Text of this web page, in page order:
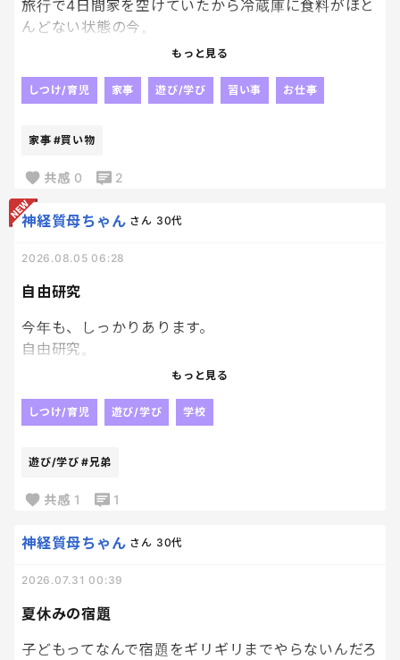
旅行で4日間家を空けていたから冷蔵庫に食料がほと
んどない状態の今。
夕食に何を作ろうか迷走状態です。笑
卵と白米はあるから、ここはオムライスが無難かし
って思うけど、昼間は暑すぎて車に乗りたくないし夕
方行こうと思うと面倒が勝つし、、笑
もっと見る
しつけ/育児 家事 遊び/学び 習い事 お仕事
家事 #買い物
共感 0 2
自由研究
神経質母ちゃん さん 30代
2026.08.05 06:28
今年も、しっかりあります。
自由研究。
去年は、兄弟揃ってアリの巣がどのように作られる
い🥹🥹
もっと見る
しつけ/育児 遊び/学び 学校
遊び/学び #兄弟
共感 1 1
夏休みの宿題
神経質母ちゃん さん 30代
2026.07.31 00:39
子どもってなんで宿題をギリギリまでやらないんだろ